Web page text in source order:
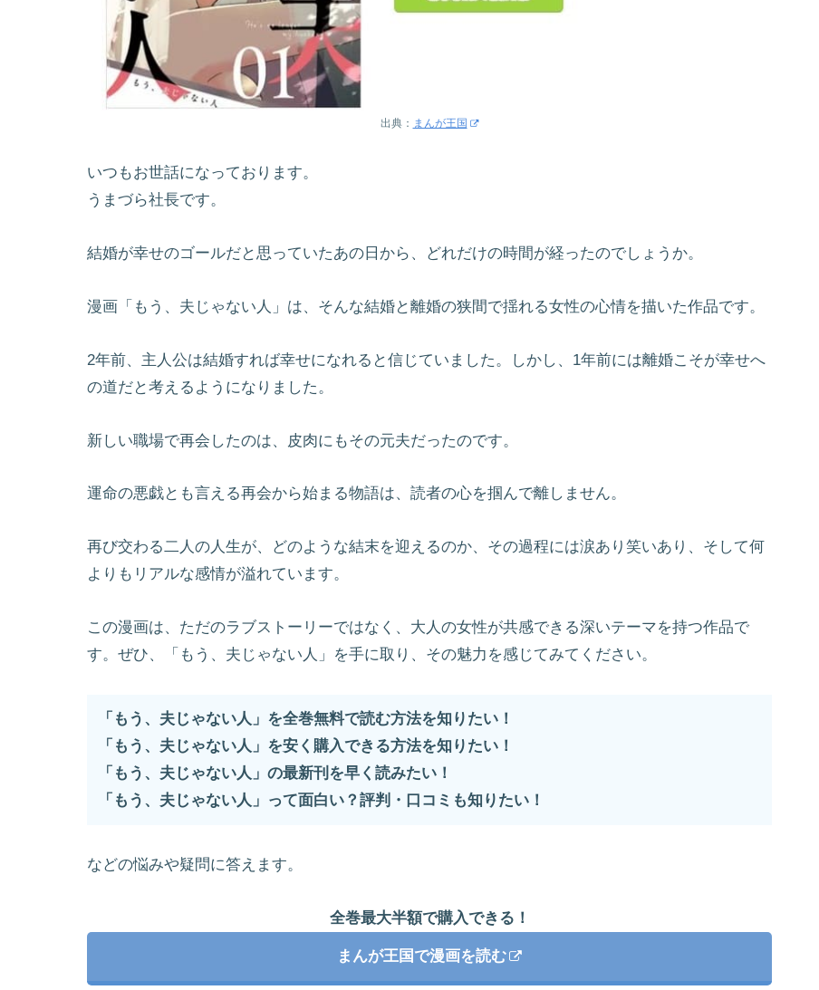
出典： まんが王国
いつもお世話になっております。
うまづら社長です。
結婚が幸せのゴールだと思っていたあの日から、どれだけの時間が経ったのでしょうか。
漫画「もう、夫じゃない人」は、そんな結婚と離婚の狭間で揺れる女性の心情を描いた作品です。
2年前、主人公は結婚すれば幸せになれると信じていました。しかし、1年前には離婚こそが幸せへ
の道だと考えるようになりました。
新しい職場で再会したのは、皮肉にもその元夫だったのです。
運命の悪戯とも言える再会から始まる物語は、読者の心を掴んで離しません。
再び交わる二人の人生が、どのような結末を迎えるのか、その過程には涙あり笑いあり、そして何
よりもリアルな感情が溢れています。
この漫画は、ただのラブストーリーではなく、大人の女性が共感できる深いテーマを持つ作品で
す。ぜひ、「もう、夫じゃない人」を手に取り、その魅力を感じてみてください。
「もう、夫じゃない人」を全巻無料で読む方法を知りたい！
「もう、夫じゃない人」を安く購入できる方法を知りたい！
「もう、夫じゃない人」の最新刊を早く読みたい！
「もう、夫じゃない人」って面白い？評判・口コミも知りたい！
などの悩みや疑問に答えます。
全巻最大半額で購入できる！
まんが王国で漫画を読む